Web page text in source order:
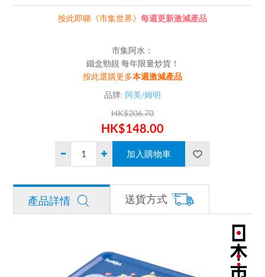
按此即睇《市集世界》 每週更新激減產品
市集阿水：
鐵盒勁靚 每年限量炒貨！
按此選購更多本週激減產品
品牌: 阿美/姆明
HK$206.70
HK$148.00
產品詳情 送貨方式